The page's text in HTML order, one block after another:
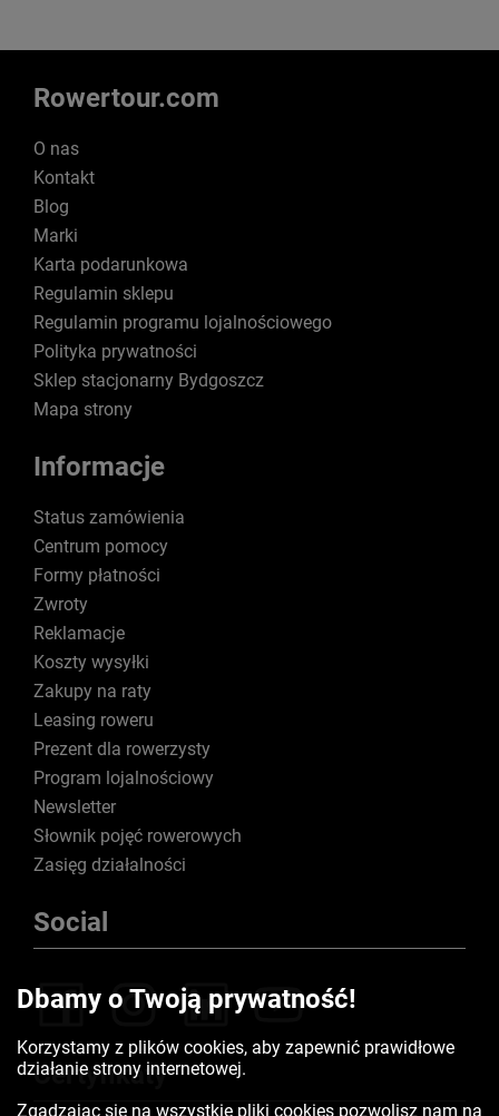
Rowertour.com
O nas
Kontakt
Blog
Marki
Karta podarunkowa
Regulamin sklepu
Regulamin programu lojalnościowego
Polityka prywatności
Sklep stacjonarny Bydgoszcz
Mapa strony
Informacje
Status zamówienia
Centrum pomocy
Formy płatności
Zwroty
Reklamacje
Koszty wysyłki
Zakupy na raty
Leasing roweru
Prezent dla rowerzysty
Program lojalnościowy
Newsletter
Słownik pojęć rowerowych
Zasięg działalności
Social
Certyfikaty
Dbamy o Twoją prywatność!
Korzystamy z plików cookies, aby zapewnić prawidłowe
działanie strony internetowej.
Zgadzając się na wszystkie pliki cookies pozwolisz nam na